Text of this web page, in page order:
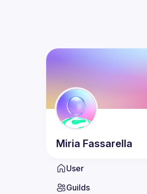
Miria Fassarella
User
Guilds